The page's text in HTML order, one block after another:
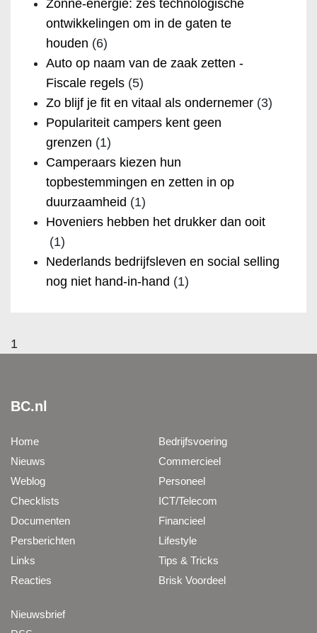
Zonne-energie: zes technologische
ontwikkelingen om in de gaten te
houden (6)
Auto op naam van de zaak zetten -
Fiscale regels (5)
Zo blijf je fit en vitaal als ondernemer (3)
Populariteit campers kent geen
grenzen (1)
Camperaars kiezen hun
topbestemmingen en zetten in op
duurzaamheid (1)
Hoveniers hebben het drukker dan ooit
(1)
Nederlands bedrijfsleven en social selling
nog niet hand-in-hand (1)
1
BC.nl
Home
Nieuws
Weblog
Checklists
Documenten
Persberichten
Links
Reacties
Bedrijfsvoering
Commercieel
Personeel
ICT/Telecom
Financieel
Lifestyle
Tips & Tricks
Brisk Voordeel
Nieuwsbrief